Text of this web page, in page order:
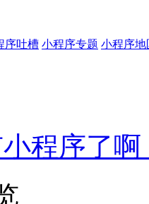
序吐槽 小程序专题 小程序地
程序了